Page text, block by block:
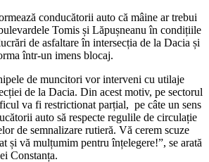
conducătorii auto că mâine ar trebui
Tomis și Lăpușneanu în condițiile
de asfaltare în intersecția de la Dacia și
într-un imens blocaj.
de muncitori vor interveni cu utilaje
de la Dacia. Din acest motiv, pe sectorul
va fi restrictionat parțial, pe câte un sens
auto să respecte regulile de circulație
de semnalizare rutieră. Vă cerem scuze
și vă mulțumim pentru înțelegere!”, se arată
Constanța.